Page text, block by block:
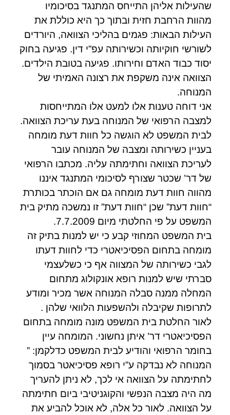
שהעילות אליהן התייחס המתנגד בסיכומיו
מהוות הרחבת חזית ובתוך כך היא כוללת את
העילות הבאות: פגמים בהליכי הצוואה, היורדים
לשורשי חוקיותה וכשירותה עפ”י דין. פגיעה בחוק
יסוד כבוד האדם וחירותו. פגיעה בטובת הילדים.
הצוואה אינה משקפת את רצונה האמיתי של
המנוחה.
אני דוחה טענות אלו למעט אלו המתייחסות
למצבה הרפואי של המנוחה בעת עריכת הצוואה.
לבית המשפט לא הוגשה כל חוות דעת מומחה
בעניין כשירותה ומצבה של המנוחה עובר
לעריכת הצוואה וחתימתה עליה. מכתבו הרפואי
של דר’ שכטר שצורף לסיכומי המתנגד איננו
מהווה חוות דעת מומחה גם אם הוכתר בכותרת
“חוות דעת” שכן “חוות דעת” זו נמשכה מתיק בית
המשפט על פי החלטתי מיום 7.7.2009.
בית המשפט המחוזי קבע כי יש למנות בתיק זה
מומחה בתחום הפסיכיאטרי כדי לחוות דעתו
לגבי כשירותה של המצווה אף כי כשלעצמי
סברתי שיש למנות רופא אונקולוג מתחום
המחלה ממנה סבלה המנוחה אשר מכיר ומודע
לתרופות שקיבלה ולהשפעות הלוואי שלהן .
לאור החלטת בית המשפט מונה מומחה בתחום
הפסיכיאטרי דר’ איתן נחשוני. המומחה עיין
בחומר הרפואי והודיע לבית המשפט כדלקמן: ”
המנוחה לא נבדקה ע”י רופא פסיכיאטר בסמוך
לחתימתה על הצוואה אי לכך, לא ניתן להעריך
מה היה מצבה הנפשי והקוגניטיבי ביום חתימתה
על הצוואה. לאור כל אלה, לא אוכל להביע את